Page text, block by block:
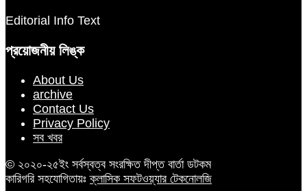
Editorial Info Text
প্রয়োজনীয় লিঙ্ক
About Us
archive
Contact Us
Privacy Policy
সব খবর
© ২০২০-২৫ইং সর্বস্বত্ব সংরক্ষিত দীপ্ত বার্তা ডটকম
কারিগরি সহযোগিতায়ঃক্লাসিক সফটওয়্যার টেকনোলজি